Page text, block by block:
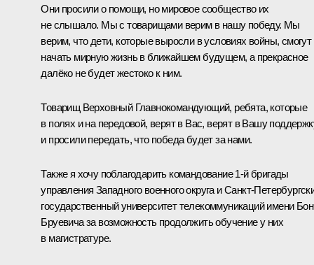
Они просили о помощи, но мировое сообщество их
не слышало. Мы с товарищами верим в нашу победу. Мы
верим, что дети, которые выросли в условиях войны, смогут
начать мирную жизнь в ближайшем будущем, а прекрасное
далёко не будет жестоко к ним.
Товарищ Верховный Главнокомандующий, ребята, которые
в полях и на передовой, верят в Вас, верят в Вашу
и просили передать, что победа будет за нами.
Также я хочу поблагодарить командование 1-й бригады
управления Западного военного округа и Санкт-
государственный университет телекоммуникаций имени
Бруевича за возможность продолжить обучение у них
в магистратуре.